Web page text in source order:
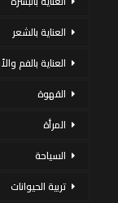
العناية بالشعر
العناية بالفم
القهوة
المرأة
السياحة
تربية الحيوانات